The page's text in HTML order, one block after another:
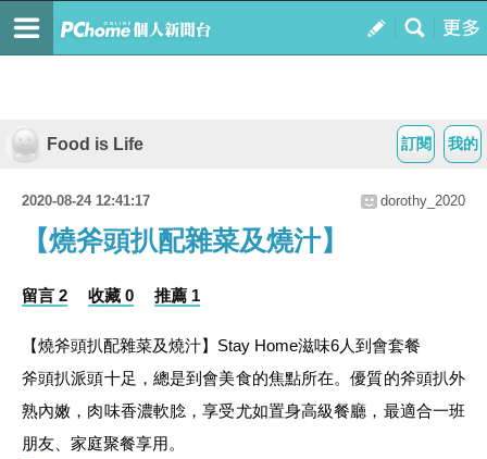
我的
訂閱
Food is Life
2020-08-24 12:41:17 dorothy_2020
【燒斧頭扒配雜菜及燒汁】
留言 2 收藏 0 推薦 1
【燒斧頭扒配雜菜及燒汁】Stay Home滋味6人到會套餐
斧頭扒派頭十足，總是到會美食的焦點所在。優質的斧頭扒外
熟內嫩，肉味香濃軟腍，享受尤如置身高級餐廳，最適合一班
朋友、家庭聚餐享用。